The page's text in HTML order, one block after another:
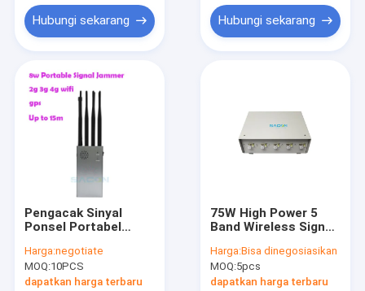
Jammer Sinyal Wifi
Jammer Ponsel Penjara
GPS Jammer Ponsel
Jammer Sinyal Daya Tinggi
Manpack Jammer
Konvoi Bom Jammer
Hubungi sekarang Hubungi sekarang
Pengacak Sinyal
Ponsel Portabel
Jarak 15m dengan 8
Antena untuk Perisai
yang Ditingkatkan
Harga:negotiate
MOQ:10PCS
dapatkan harga terbaru
75W High Power 5
Band Wireless Signal
Omni Glass Antenna
untuk Lokasi Aman
Harga:Bisa dinegosiasikan
MOQ:5pcs
dapatkan harga terbaru